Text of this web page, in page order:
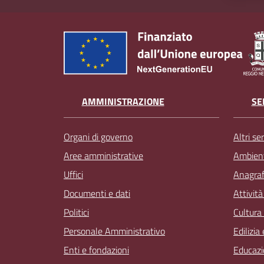
AMMINISTRAZIONE
Organi di governo
Aree amministrative
Uffici
Documenti e dati
Politici
Personale Amministrativo
Enti e fondazioni
Altri
Attività
Edilizia